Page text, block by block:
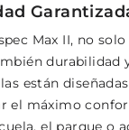
Max II, no
durabilidad
están
el máximo
el parque o